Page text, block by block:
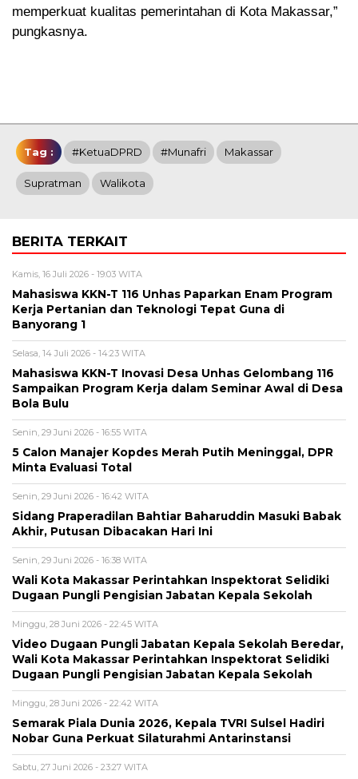
memperkuat kualitas pemerintahan di Kota Makassar,”
pungkasnya.
Tag : #KetuaDPRD #Munafri Makassar
Supratman Walikota
BERITA TERKAIT
Kamis, 16 Juli 2026 - 19:03 WITA
Mahasiswa KKN-T 116 Unhas Paparkan Enam Program
Kerja Pertanian dan Teknologi Tepat Guna di
Banyorang 1
Selasa, 14 Juli 2026 - 14:23 WITA
Mahasiswa KKN-T Inovasi Desa Unhas Gelombang 116
Sampaikan Program Kerja dalam Seminar Awal di Desa
Bola Bulu
Senin, 29 Juni 2026 - 16:55 WITA
5 Calon Manajer Kopdes Merah Putih Meninggal, DPR
Minta Evaluasi Total
Senin, 29 Juni 2026 - 16:42 WITA
Sidang Praperadilan Bahtiar Baharuddin Masuki Babak
Akhir, Putusan Dibacakan Hari Ini
Senin, 29 Juni 2026 - 16:38 WITA
Wali Kota Makassar Perintahkan Inspektorat Selidiki
Dugaan Pungli Pengisian Jabatan Kepala Sekolah
Minggu, 28 Juni 2026 - 22:45 WITA
Video Dugaan Pungli Jabatan Kepala Sekolah Beredar,
Wali Kota Makassar Perintahkan Inspektorat Selidiki
Dugaan Pungli Pengisian Jabatan Kepala Sekolah
Minggu, 28 Juni 2026 - 22:42 WITA
Semarak Piala Dunia 2026, Kepala TVRI Sulsel Hadiri
Nobar Guna Perkuat Silaturahmi Antarinstansi
Sabtu, 27 Juni 2026 - 23:27 WITA